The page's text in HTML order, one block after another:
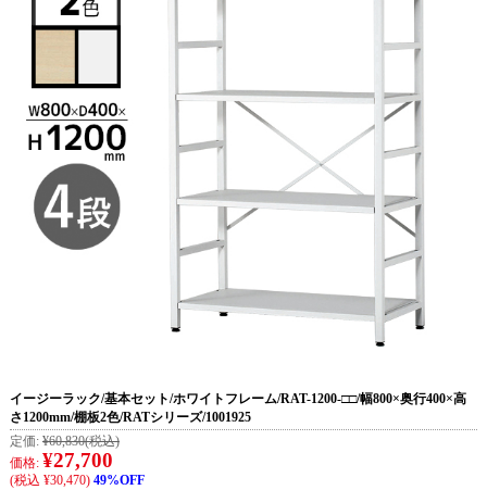
イージーラック/基本セット/ホワイトフレーム/RAT-1200-□□/幅800×奥行400×高
さ1200mm/棚板2色/RATシリーズ/1001925
定価: ¥60,830(税込)
価格: ¥27,700
(税込 ¥30,470) 49%OFF